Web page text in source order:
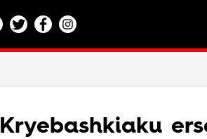
Lajme
Teknologji
Kryebashkiaku